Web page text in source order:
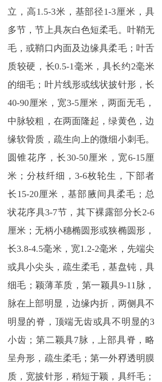
立，高1.5-3米，基部径1-3厘米，具
多节，节上具灰白色短柔毛。叶鞘无
毛，或鞘口内面及边缘具柔毛；叶舌
质较硬，长0.5-1毫米，具长约2毫米
的细毛；叶片线形或线状披针形，长
40-90厘米，宽3-5厘米，两面无毛，
中脉较粗，在两面隆起，绿黄色，边
缘软骨质，疏生向上的微细小刺毛。
圆锥花序，长30-50厘米，宽6-15厘
米；分枝纤细，3-6枚轮生，下部者
长15-20厘米，基部腋间具柔毛；总
状花序具3-7节，其下裸露部分长2-6
厘米；无柄小穗椭圆形或狭椭圆形，
长3.8-4.5毫米，宽1.2-2毫米，先端尖
或具小尖头，疏生柔毛，基盘钝，具
细毛；颖薄革质，第一颖具9-11脉，
脉在上部明显，边缘内折，两侧具不
明显的脊，顶端无齿或具不明显的3
小齿；第二颖具7脉，上部具脊，略
呈舟形，疏生柔毛；第一外稃透明膜
质，宽披针形，稍短于颖，具纤毛；